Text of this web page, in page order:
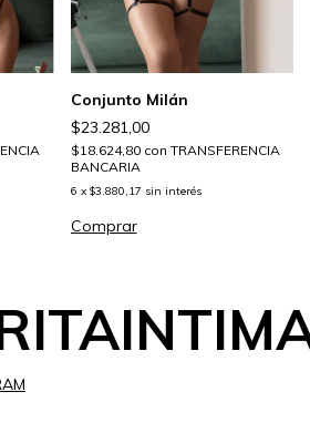
Conjunto Milán
$23.281,00
$18.624,80 con TRANSFERENCIA
BANCARIA
6 x $3.880,17 sin interés
Comprar